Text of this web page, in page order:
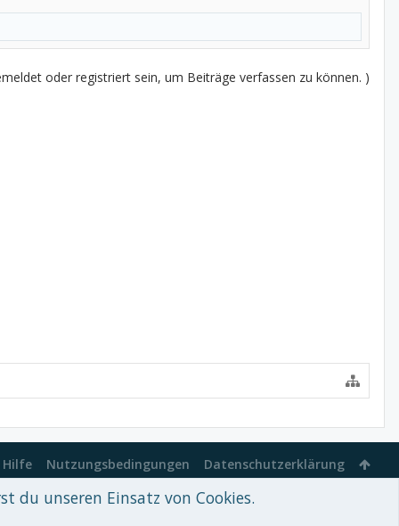
oder registriert sein, um Beiträge verfassen zu können. )
Hilfe Nutzungsbedingungen Datenschutzerklärung
du unseren Einsatz von Cookies.